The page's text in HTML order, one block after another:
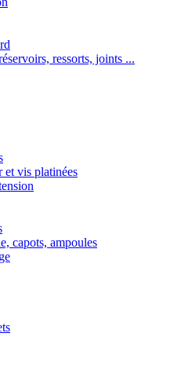
ressorts, joints ...
et vis platinées
capots, ampoules